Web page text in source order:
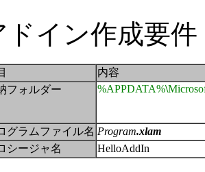
ドイン作成要件
内容
フォルダー %APPDATA%\
グラムファイル名 Program.xlam
シージャ名 HelloAddIn